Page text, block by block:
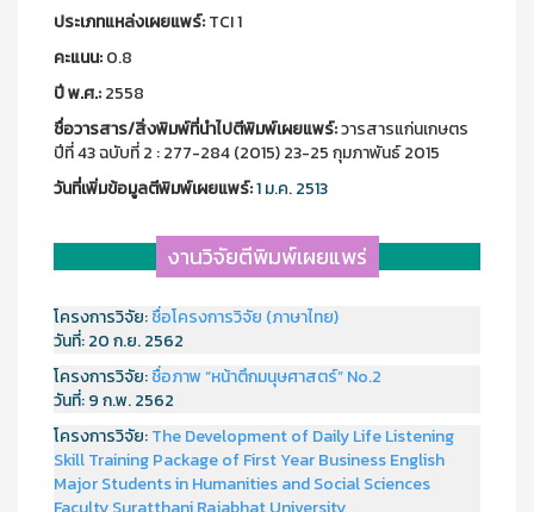
ประเภทแหล่งเผยแพร์:TCI 1
คะแนน:0.8
ปี พ.ศ.:2558
ชื่อวารสาร/สิ่งพิมพ์ที่นำไปตีพิมพ์เผยแพร์:วารสารแก่นเกษตร
ปีที่ 43 ฉบับที่ 2 : 277-284 (2015) 23-25 กุมภาพันธ์ 2015
วันที่เพิ่มข้อมูลตีพิมพ์เผยแพร์:1 ม.ค. 2513
งานวิจัยตีพิมพ์เผยแพร่
โครงการวิจัย:ชื่อโครงการวิจัย (ภาษาไทย)
วันที่:20 ก.ย. 2562
โครงการวิจัย:ชื่อภาพ “หน้าตึกมนุษศาสตร์” No.2
วันที่:9 ก.พ. 2562
โครงการวิจัย:The Development of Daily Life Listening
Skill Training Package of First Year Business English
Major Students in Humanities and Social Sciences